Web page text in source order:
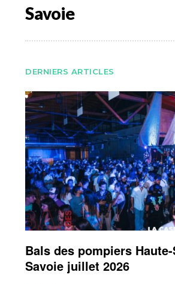
Savoie
DERNIERS ARTICLES
Bals des pompiers
Savoie juillet 2026